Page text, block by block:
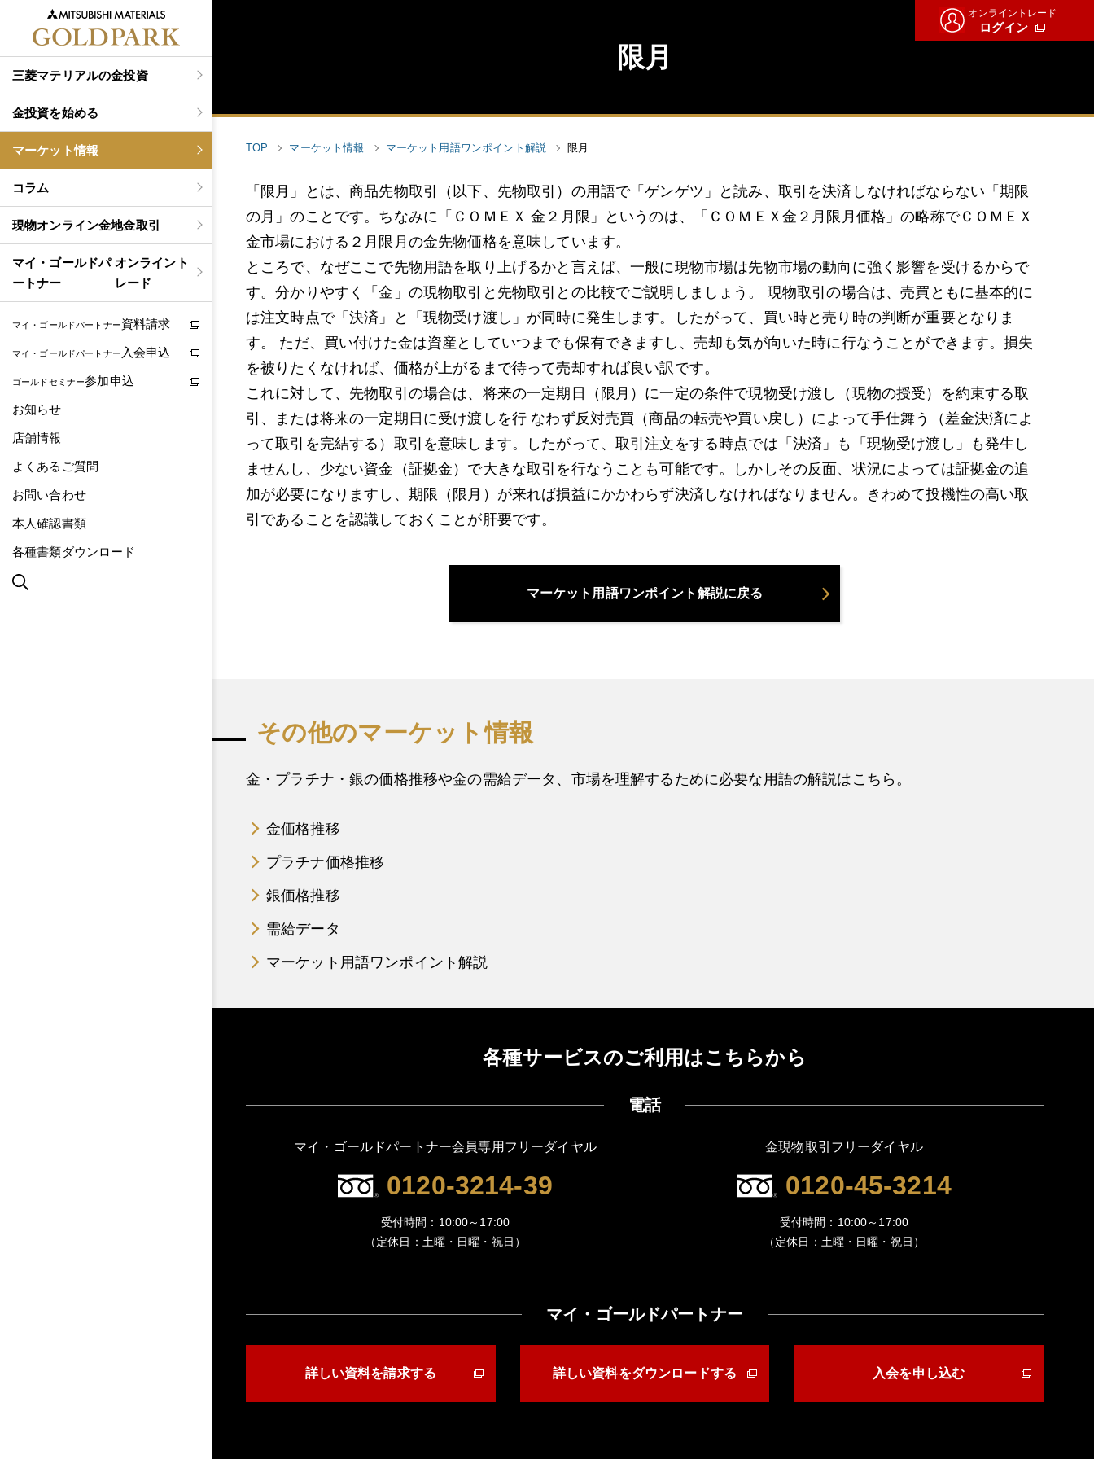
オンライントレード
ログイン
三菱マテリアルの金投資
金投資を始める
マーケット情報
コラム
現物オンライン金地金取引
マイ・ゴールドパ
ートナー
オンライント
レード
マイ・ゴールドパートナー資料請求
マイ・ゴールドパートナー 入会申込
ゴールドセミナー参加申込
お知らせ
店舗情報
よくあるご質問
お問い合わせ
本人確認書類
各種書類ダウンロード
限月
TOP マーケット情報 マーケット用語ワンポイント解説 限月
「限月」とは、商品先物取引（以下、先物取引）の用語で「ゲンゲツ」と読み、取引を決済しなければならない「期限
の月」のことです。ちなみに「ＣＯＭＥＸ 金２月限」というのは、「ＣＯＭＥＸ金２月限月価格」の略称でＣＯＭＥＸ
金市場における２月限月の金先物価格を意味しています。
ところで、なぜここで先物用語を取り上げるかと言えば、一般に現物市場は先物市場の動向に強く影響を受けるからで
す。分かりやすく「金」の現物取引と先物取引との比較でご説明しましょう。 現物取引の場合は、売買ともに基本的に
は注文時点で「決済」と「現物受け渡し」が同時に発生します。したがって、買い時と売り時の判断が重要となりま
す。 ただ、買い付けた金は資産としていつまでも保有できますし、売却も気が向いた時に行なうことができます。損失
を被りたくなければ、価格が上がるまで待って売却すれば良い訳です。
これに対して、先物取引の場合は、将来の一定期日（限月）に一定の条件で現物受け渡し（現物の授受）を約束する取
引、または将来の一定期日に受け渡しを行 なわず反対売買（商品の転売や買い戻し）によって手仕舞う（差金決済によ
って取引を完結する）取引を意味します。したがって、取引注文をする時点では「決済」も「現物受け渡し」も発生し
ませんし、少ない資金（証拠金）で大きな取引を行なうことも可能です。しかしその反面、状況によっては証拠金の追
加が必要になりますし、期限（限月）が来れば損益にかかわらず決済しなければなりません。きわめて投機性の高い取
引であることを認識しておくことが肝要です。
マーケット用語ワンポイント解説に戻る
その他のマーケット情報
金・プラチナ・銀の価格推移や金の需給データ、市場を理解するために必要な用語の解説はこちら。
金価格推移
プラチナ価格推移
銀価格推移
需給データ
マーケット用語ワンポイント解説
各種サービスのご利用はこちらから
電話
マイ・ゴールドパートナー会員専用フリーダイヤル
0120-3214-39
受付時間：10:00～17:00
（定休日：土曜・日曜・祝日）
金現物取引フリーダイヤル
0120-45-3214
受付時間：10:00～17:00
（定休日：土曜・日曜・祝日）
マイ・ゴールドパートナー
詳しい資料を請求する 詳しい資料をダウンロードする 入会を申し込む